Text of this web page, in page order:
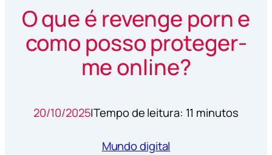
O que é revenge porn e
como posso proteger-
me online?
20/10/2025|Tempo de leitura: 11 minutos
Mundo digital